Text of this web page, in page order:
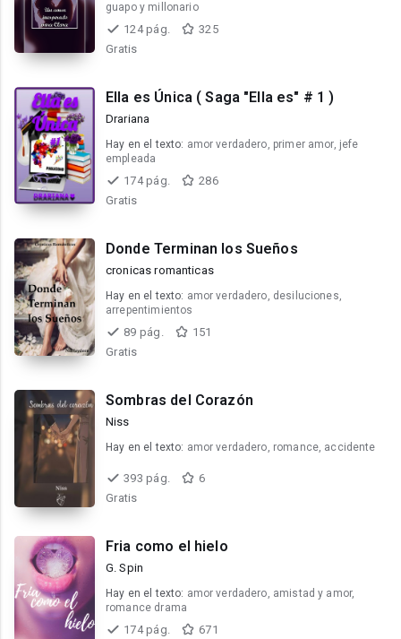
guapo y millonario
124 pág.
325
Gratis
Ella es Única ( Saga "Ella es" # 1 )
Drariana
Hay en el texto: amor verdadero, primer amor, jefe
empleada
174 pág.
286
Gratis
Donde Terminan los Sueños
cronicas romanticas
Hay en el texto: amor verdadero, desiluciones,
arrepentimientos
89 pág.
151
Gratis
Sombras del Corazón
Niss
Hay en el texto: amor verdadero, romance, accidente
393 pág.
6
Gratis
Fria como el hielo
G. Spin
Hay en el texto: amor verdadero, amistad y amor,
romance drama
174 pág. 671